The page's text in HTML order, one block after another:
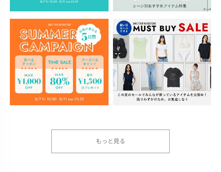
もっと見る